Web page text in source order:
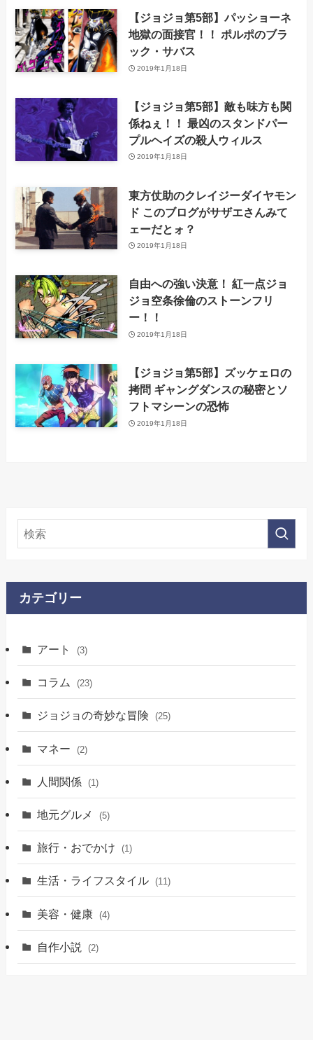
【ジョジョ第5部】パッショーネ
地獄の面接官！！ ポルポのブラ
ック・サバス
2019年1月18日
【ジョジョ第5部】敵も味方も関
係ねぇ！！ 最凶のスタンドパー
プルヘイズの殺人ウィルス
2019年1月18日
東方仗助のクレイジーダイヤモン
ド このブログがサザエさんみて
ェーだとォ？
2019年1月18日
自由への強い決意！ 紅一点ジョ
ジョ空条徐倫のストーンフリ
ー！！
2019年1月18日
【ジョジョ第5部】ズッケェロの
拷問 ギャングダンスの秘密とソ
フトマシーンの恐怖
2019年1月18日
カテゴリー
アート (3)
コラム (23)
ジョジョの奇妙な冒険 (25)
マネー (2)
人間関係 (1)
地元グルメ (5)
旅行・おでかけ (1)
生活・ライフスタイル (11)
美容・健康 (4)
自作小説 (2)